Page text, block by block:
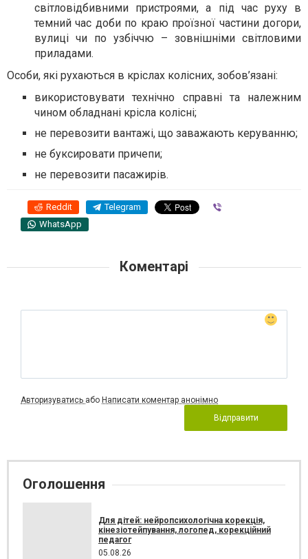
світловідбивними пристроями, а під час руху в
темний час доби по краю проїзної частини догори,
вулиці чи по узбіччю – зовнішніми світловими
приладами.
Особи, які рухаються в кріслах колісних, зобов’язані:
використовувати технічно справні та належним
чином обладнані крісла колісні;
не перевозити вантажі, що заважають керуванню;
не буксировати причепи;
не перевозити пасажирів.
Reddit Telegram
WhatsApp
Коментарі
Авторизуватись або Написати коментар анонімно
Відправити
Оголошення
Для дітей: нейропсихологічна корекція,
кінезіотейпування, логопед, корекційний
педагог
05.08.26